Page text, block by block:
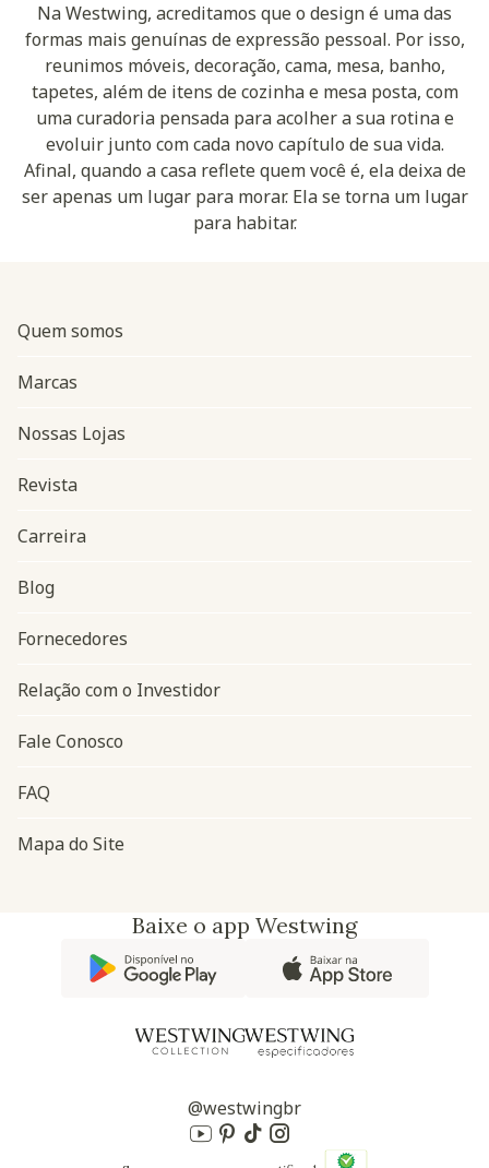
Na Westwing, acreditamos que o design é uma das
formas mais genuínas de expressão pessoal. Por isso,
reunimos móveis, decoração, cama, mesa, banho,
tapetes, além de itens de cozinha e mesa posta, com
uma curadoria pensada para acolher a sua rotina e
evoluir junto com cada novo capítulo de sua vida.
Afinal, quando a casa reflete quem você é, ela deixa de
ser apenas um lugar para morar. Ela se torna um lugar
para habitar.
Navegação do rodapé
Quem somos
Marcas
Nossas Lojas
Revista
Carreira
Blog
Fornecedores
Relação com o Investidor
Fale Conosco
FAQ
Mapa do Site
Baixe o app Westwing
@westwingbr